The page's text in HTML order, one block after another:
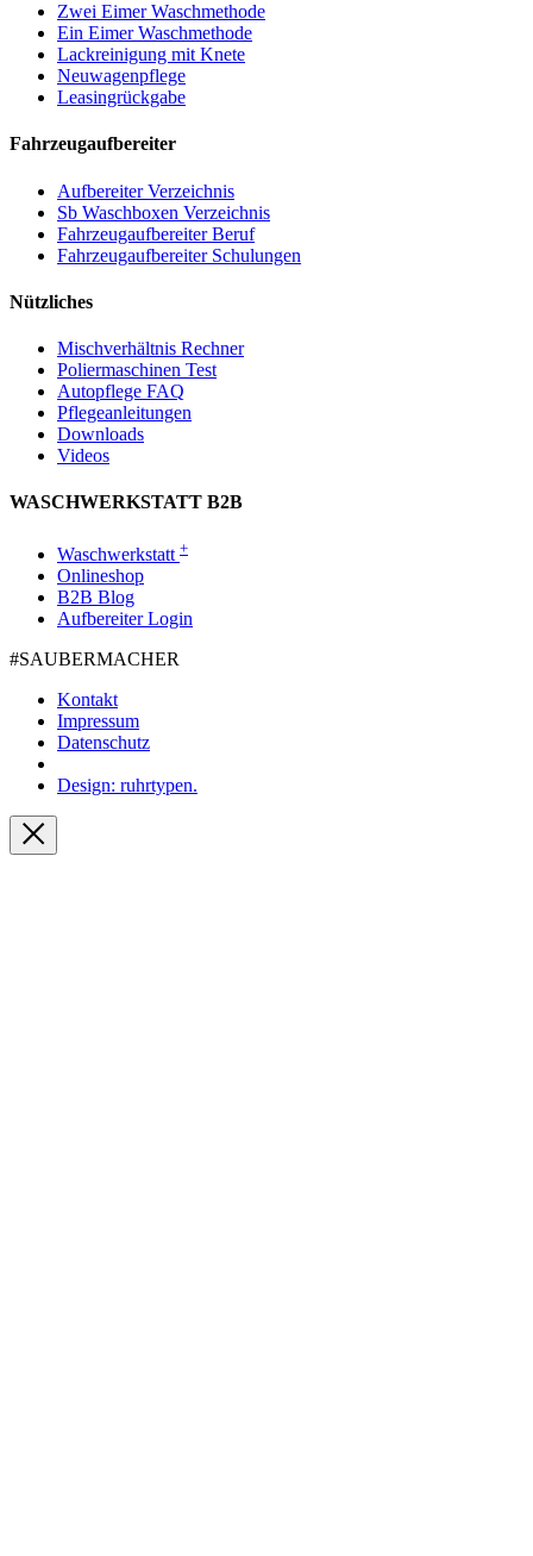
Zwei Eimer Waschmethode
Ein Eimer Waschmethode
Lackreinigung mit Knete
Neuwagenpflege
Leasingrückgabe
Fahrzeugaufbereiter
Aufbereiter Verzeichnis
Sb Waschboxen Verzeichnis
Fahrzeugaufbereiter Beruf
Fahrzeugaufbereiter Schulungen
Nützliches
Mischverhältnis Rechner
Poliermaschinen Test
Autopflege FAQ
Pflegeanleitungen
Downloads
Videos
WASCHWERKSTATT B2B
Waschwerkstatt +
Onlineshop
B2B Blog
Aufbereiter Login
#SAUBER­MACHER
Kontakt
Impressum
Datenschutz
Design: ruhrtypen.